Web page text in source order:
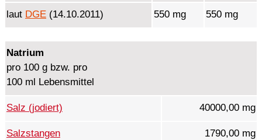
laut DGE (14.10.2011) 550 mg 550 mg
Natrium
pro 100 g bzw. pro
100 ml Lebensmittel
Salz (jodiert) 40000,00 mg
Salzstangen 1790,00 mg